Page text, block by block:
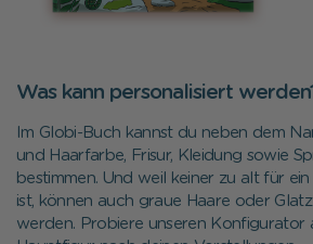
Was kann personalisiert
Im Globi-Buch kannst du neben dem
und Haarfarbe, Frisur, Kleidung sowie
bestimmen. Und weil keiner zu alt für
ist, können auch graue Haare oder
werden. Probiere unseren Konfigurator